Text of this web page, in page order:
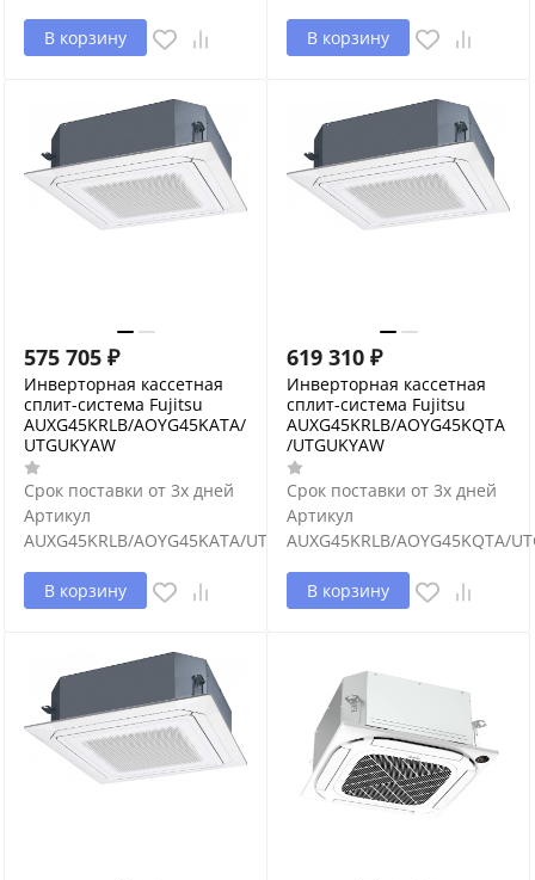
В корзину В корзину
575 705 ₽
Инверторная кассетная
сплит-система Fujitsu
AUXG45KRLB/AOYG45KATA/
UTGUKYAW
Срок поставки от 3х дней
Артикул
AUXG45KRLB/AOYG45KATA/UTGUKYAW
В корзину
619 310 ₽
Инверторная кассетная
сплит-система Fujitsu
AUXG45KRLB/AOYG45KQTA
/UTGUKYAW
Срок поставки от 3х дней
Артикул
AUXG45KRLB/AOYG45KQTA/
В корзину